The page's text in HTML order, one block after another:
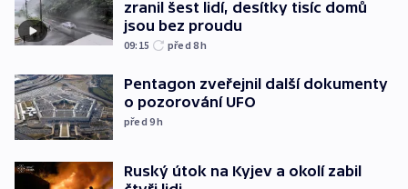
zranil šest lidí, desítky tisíc domů
jsou bez proudu
09:15 před 8h
Pentagon zveřejnil další dokumenty
o pozorování UFO
před 9h
Ruský útok na Kyjev a okolí zabil